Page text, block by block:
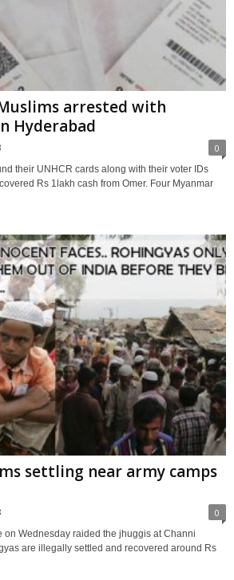
arrested with
Hyderabad
0
their UNHCR cards along with their voter IDs
Rs 1lakh cash from Omer. Four Myanmar
settling near army camps
0
on Wednesday raided the jhuggis at Channi
are illegally settled and recovered around Rs